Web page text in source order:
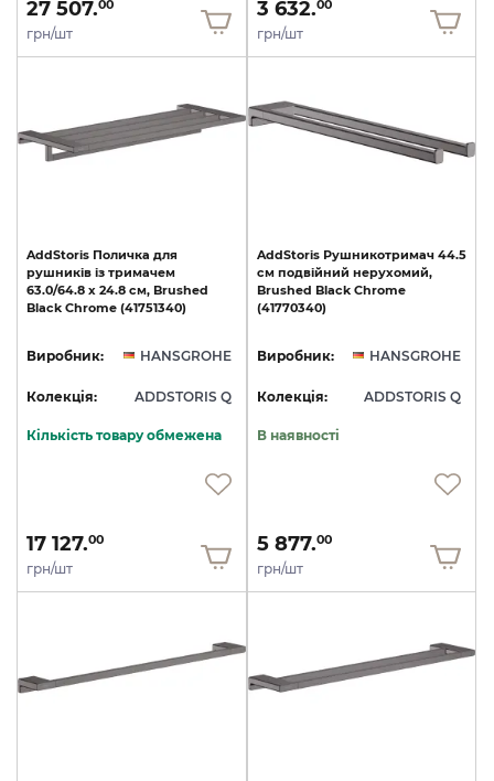
27 507.00
грн/шт
3 632.00
грн/шт
AddStoris Поличка для
рушників із тримачем
63.0/64.8 x 24.8 см, Brushed
Black Chrome (41751340)
Виробник: HANSGROHE
Колекція: ADDSTORIS Q
Кількість товару обмежена
17 127.00
грн/шт
AddStoris Рушникотримач 44.5
см подвійний нерухомий,
Brushed Black Chrome
(41770340)
Виробник: HANSGROHE
Колекція: ADDSTORIS Q
В наявності
5 877.00
грн/шт